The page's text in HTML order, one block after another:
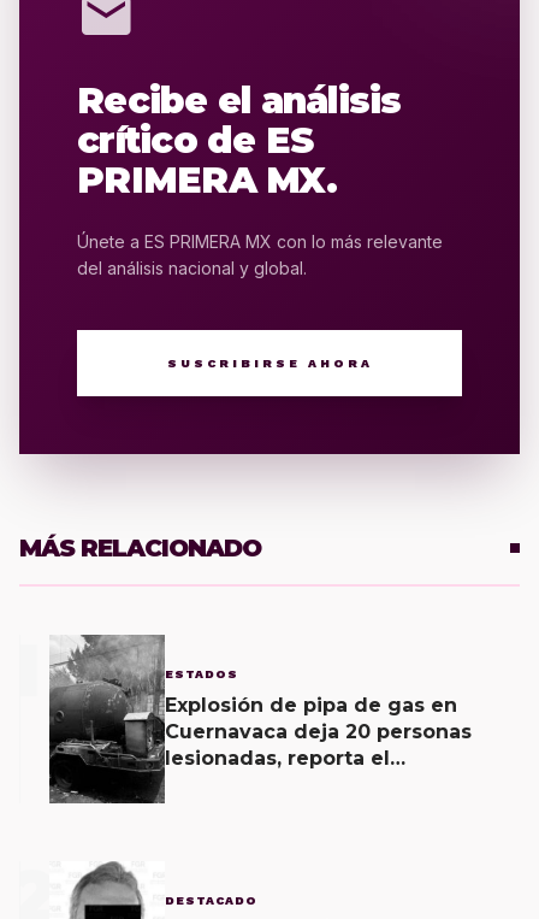
mail
Recibe el análisis
crítico de ES
PRIMERA MX.
Únete a ES PRIMERA MX con lo más relevante
del análisis nacional y global.
SUSCRIBIRSE AHORA
MÁS RELACIONADO
ESTADOS
Explosión de pipa de gas en
Cuernavaca deja 20 personas
lesionadas, reporta el
DESTACADO